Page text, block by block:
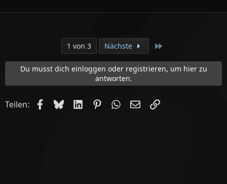
1 von 3 Nächste
Du musst dich einloggen oder registrieren, um hier zu
antworten.
Teilen: Facebook
BlueskyLinkedInPinterestWhatsApp
E-MailLink